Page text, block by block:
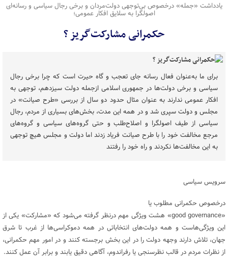
یادداشت «جمله» درخصوص بی‌توجهی دولت‌مردان و برخی رجال سیاسی و رسانه‌ای
اصولگرا به سلایق افکار عمومی؛
حکمرانی مشارکت‌گریز ؟
برای ما به‌عنوان فعال رسانه جای تعجب و گاه حیرت است که چرا برخی رجال
سیاسی و برخی دولت‌ها در جمهوری اسلامی ازجمله دولت سیزدهم، توجهی به
افکار عمومی ندارند به عنوان مثال حدود دو سال از بررسی «طرح صیانت» در
مجلس و دولت سپری شد و در همه این مدت، بخش‌های بسیاری از مردم، رجال
سیاسی از طیف اصولگرا و اصلاح‌طلب و حتی گروه‌های سیاسی و گروه‌های
مرجع مخالفت خود را با طرح صیانت فریاد زدند اما دولت و مجلس هیچ توجهی
به این مخالفت‌ها نکردند و راه خود را رفتند
سرویس سیاسی
درخصوص حکمرانی مطلوب یا
«good governance» هشت ویژگی مهم درنظر گرفته می‌شود که «مشارکت» یکی از
این ویژگی‌هاست و همه دولت‌های انتخاباتی در همه دموکراسی‌ها از غرب تا شرق
جهان، تلاش دارند وجهه دولت را در این بخش برجسته کنند و در امور مهم حکمرانی،
از نظرات مردم در قالب نظرسنجی یا رفراندوم، آگاهی دقیق یابند و برابر آن عمل کنند.